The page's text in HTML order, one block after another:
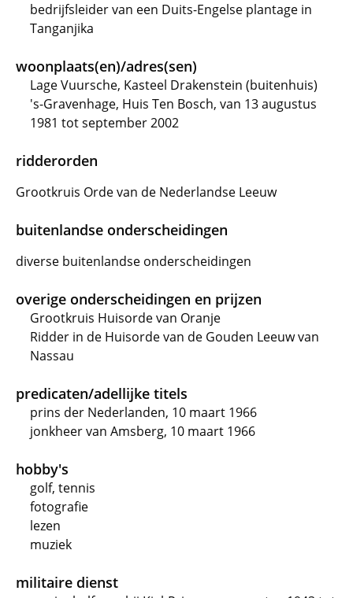
bedrijfsleider van een Duits-Engelse plantage in
Tanganjika
woonplaats(en)/adres(sen)
Lage Vuursche, Kasteel Drakenstein (buitenhuis)
's-Gravenhage, Huis Ten Bosch, van 13 augustus
1981 tot september 2002
ridderorden
Grootkruis Orde van de Nederlandse Leeuw
buitenlandse onderscheidingen
diverse buitenlandse onderscheidingen
overige onderscheidingen en prijzen
Grootkruis Huisorde van Oranje
Ridder in de Huisorde van de Gouden Leeuw van
Nassau
predicaten/adellijke titels
prins der Nederlanden, 10 maart 1966
jonkheer van Amsberg, 10 maart 1966
hobby's
golf, tennis
fotografie
lezen
muziek
militaire dienst